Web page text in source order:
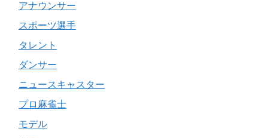
アナウンサー
スポーツ選手
タレント
ダンサー
ニュースキャスター
プロ麻雀士
モデル